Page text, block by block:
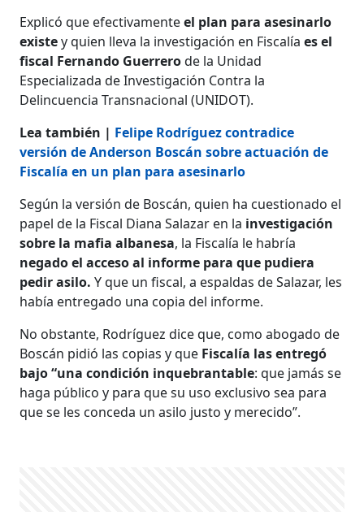
Explicó que efectivamenteel plan para asesinarlo
existey quien lleva la investigación en Fiscalía es el
fiscal Fernando Guerrerode la Unidad
Especializada de Investigación Contra la
Delincuencia Transnacional (UNIDOT).
Lea también | Felipe Rodríguez contradice
versión de Anderson Boscán sobre actuación de
Fiscalía en un plan para asesinarlo
Según la versión de Boscán, quien ha cuestionado el
papel de la Fiscal Diana Salazar en la investigación
sobre la mafia albanesa, la Fiscalía le habría
negado el acceso al informe para que pudiera
pedir asilo.Y que un fiscal, a espaldas de Salazar, les
había entregado una copia del informe.
No obstante, Rodríguez dice que, como abogado de
Boscán pidió las copias y que Fiscalía las entregó
bajo “una condición inquebrantable: que jamás se
haga público y para que su uso exclusivo sea para
que se les conceda un asilo justo y merecido”.